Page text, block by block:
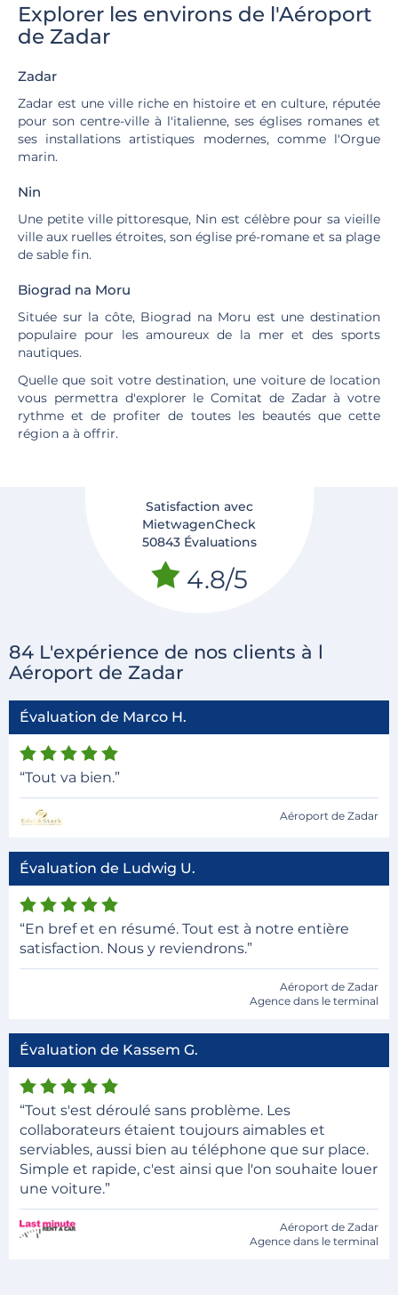
Explorer les environs de l'Aéroport
de Zadar
Zadar
Zadar est une ville riche en histoire et en culture, réputée
pour son centre-ville à l'italienne, ses églises romanes et
ses installations artistiques modernes, comme l'Orgue
marin.
Nin
Une petite ville pittoresque, Nin est célèbre pour sa vieille
ville aux ruelles étroites, son église pré-romane et sa plage
de sable fin.
Biograd na Moru
Située sur la côte, Biograd na Moru est une destination
populaire pour les amoureux de la mer et des sports
nautiques.
Quelle que soit votre destination, une voiture de location
vous permettra d'explorer le Comitat de Zadar à votre
rythme et de profiter de toutes les beautés que cette
région a à offrir.
Satisfaction avec
MietwagenCheck
50843 Évaluations
4.8/5
84 L'expérience de nos clients à l
Aéroport de Zadar
Évaluation de Marco H.
“Tout va bien.”
Aéroport de Zadar
Évaluation de Ludwig U.
“En bref et en résumé. Tout est à notre entière
satisfaction. Nous y reviendrons.”
Aéroport de Zadar
Agence dans le terminal
Évaluation de Kassem G.
“Tout s'est déroulé sans problème. Les
collaborateurs étaient toujours aimables et
serviables, aussi bien au téléphone que sur place.
Simple et rapide, c'est ainsi que l'on souhaite louer
une voiture.”
Aéroport de Zadar
Agence dans le terminal